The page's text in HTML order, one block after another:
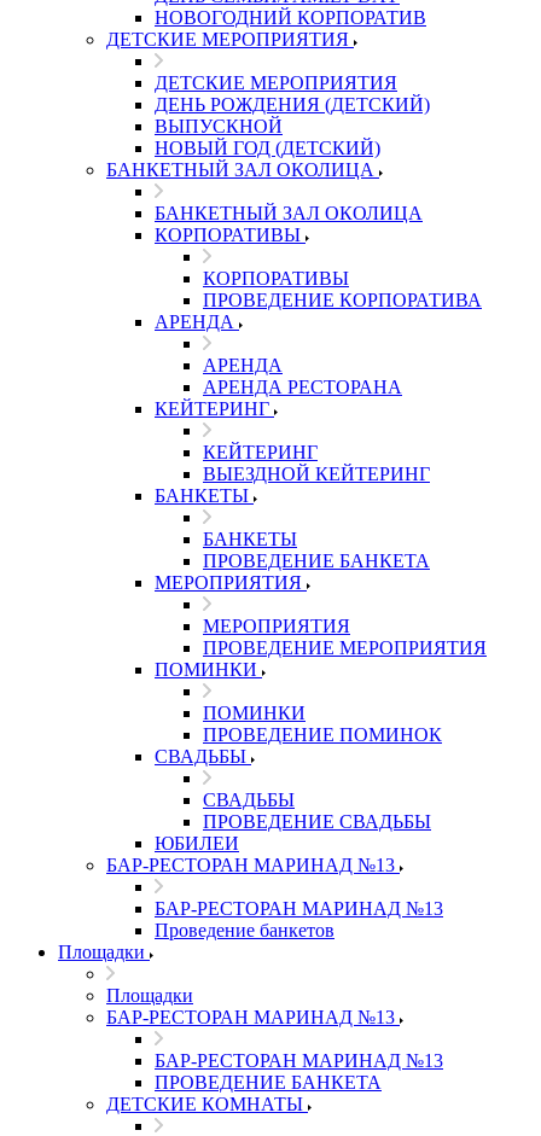
НОВОГОДНИЙ КОРПОРАТИВ
ДЕТСКИЕ МЕРОПРИЯТИЯ
ДЕТСКИЕ МЕРОПРИЯТИЯ
ДЕНЬ РОЖДЕНИЯ (ДЕТСКИЙ)
ВЫПУСКНОЙ
НОВЫЙ ГОД (ДЕТСКИЙ)
БАНКЕТНЫЙ ЗАЛ ОКОЛИЦА
БАНКЕТНЫЙ ЗАЛ ОКОЛИЦА
КОРПОРАТИВЫ
КОРПОРАТИВЫ
ПРОВЕДЕНИЕ КОРПОРАТИВА
АРЕНДА
АРЕНДА
АРЕНДА РЕСТОРАНА
КЕЙТЕРИНГ
КЕЙТЕРИНГ
ВЫЕЗДНОЙ КЕЙТЕРИНГ
БАНКЕТЫ
БАНКЕТЫ
ПРОВЕДЕНИЕ БАНКЕТА
МЕРОПРИЯТИЯ
МЕРОПРИЯТИЯ
ПРОВЕДЕНИЕ МЕРОПРИЯТИЯ
ПОМИНКИ
ПОМИНКИ
ПРОВЕДЕНИЕ ПОМИНОК
СВАДЬБЫ
СВАДЬБЫ
ПРОВЕДЕНИЕ СВАДЬБЫ
ЮБИЛЕИ
БАР-РЕСТОРАН МАРИНАД №13
БАР-РЕСТОРАН МАРИНАД №13
Проведение банкетов
Площадки
Площадки
БАР-РЕСТОРАН МАРИНАД №13
БАР-РЕСТОРАН МАРИНАД №13
ПРОВЕДЕНИЕ БАНКЕТА
ДЕТСКИЕ КОМНАТЫ